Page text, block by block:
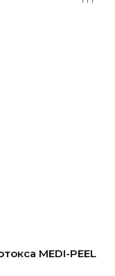
MEDI-PEEL